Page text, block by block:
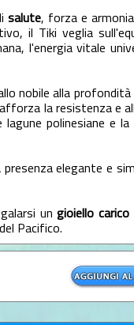
salute, forza e
il Tiki veglia
l'energia vitale
nobile alla profondità
la resistenza e
polinesiane e la
elegante e
ungioiello carico
Pacifico.